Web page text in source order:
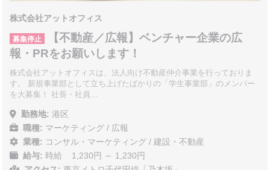
株式会社アットオフィス
募集停止
【不動産／広報】ベンチャー企業の広
報・PRをお願いします！
株式会社アットオフィスは、法人向け不動産仲介事業を行っておりま
す。 新規事業部として立ち上げたばかりの「学生事業部」のメンバー
を大募集！ 社長・社員…
勤務地: 港区
職種: マーケティング / 広報
業種: コンサル・マーケティング /建設・不動産
給与: 時給 1,230円 ～ 1,230円